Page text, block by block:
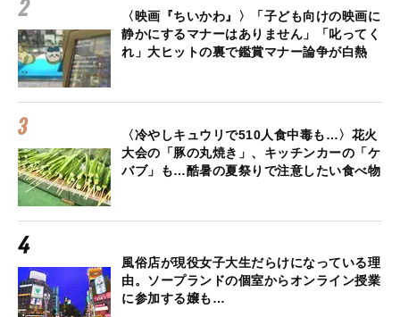
〈映画『ちいかわ』〉「子ども向けの映画に
静かにするマナーはありません」「叱ってく
れ」大ヒットの裏で鑑賞マナー論争が白熱
〈冷やしキュウリで510人食中毒も…〉花火
大会の「豚の丸焼き」、キッチンカーの「ケ
バブ」も…酷暑の夏祭りで注意したい食べ物
風俗店が現役女子大生だらけになっている理
由。ソープランドの個室からオンライン授業
に参加する嬢も…